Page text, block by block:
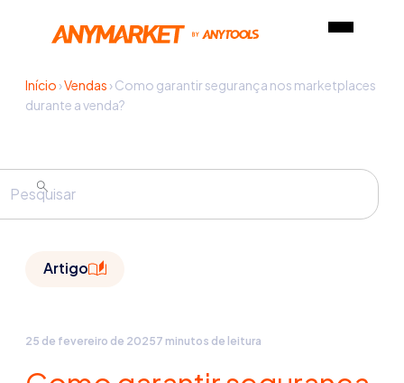
Início ›Vendas ›Como garantir segurança nos marketplaces
durante a venda?
Artigo
25 de fevereiro de 20257 minutos de leitura